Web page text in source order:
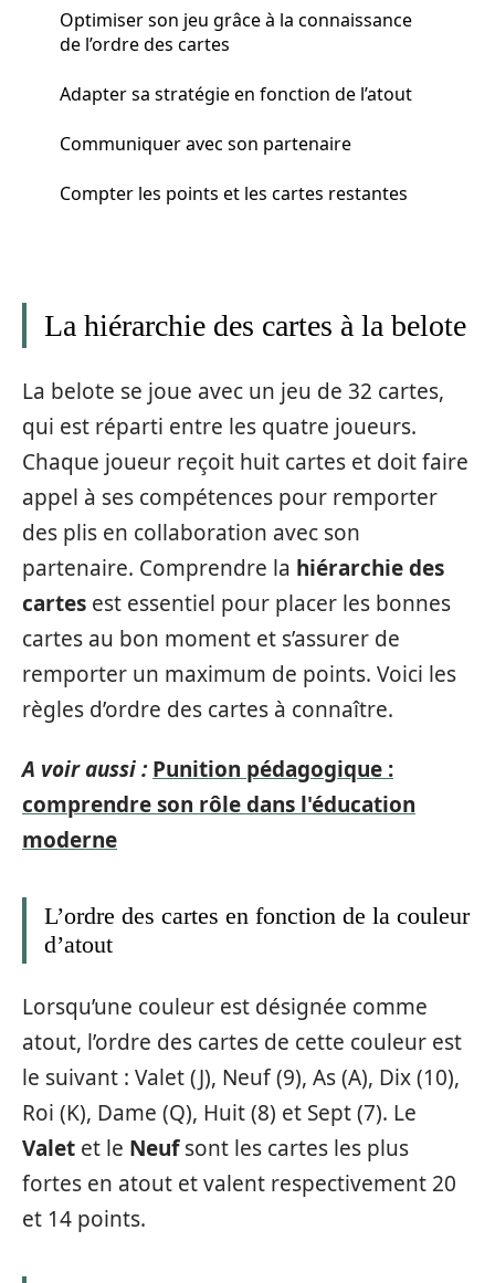
Optimiser son jeu grâce à la connaissance
de l’ordre des cartes
Adapter sa stratégie en fonction de l’atout
Communiquer avec son partenaire
Compter les points et les cartes restantes
La hiérarchie des cartes à la belote
La belote se joue avec un jeu de 32 cartes,
qui est réparti entre les quatre joueurs.
Chaque joueur reçoit huit cartes et doit faire
appel à ses compétences pour remporter
des plis en collaboration avec son
partenaire. Comprendre la hiérarchie des
cartes est essentiel pour placer les bonnes
cartes au bon moment et s’assurer de
remporter un maximum de points. Voici les
règles d’ordre des cartes à connaître.
A voir aussi : Punition pédagogique :
comprendre son rôle dans l'éducation
moderne
L’ordre des cartes en fonction de la couleur
d’atout
Lorsqu’une couleur est désignée comme
atout, l’ordre des cartes de cette couleur est
le suivant : Valet (J), Neuf (9), As (A), Dix (10),
Roi (K), Dame (Q), Huit (8) et Sept (7). Le
Valet et le Neufsont les cartes les plus
fortes en atout et valent respectivement 20
et 14 points.